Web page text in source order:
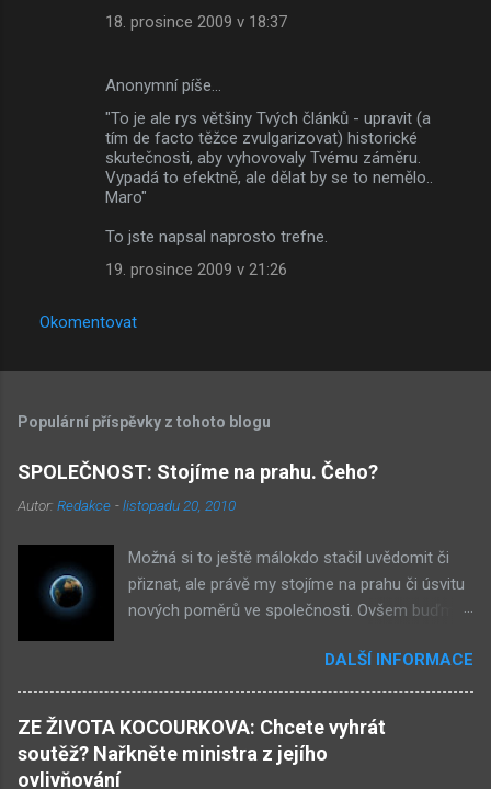
18. prosince 2009 v 18:37
Anonymní píše…
"To je ale rys většiny Tvých článků - upravit (a
tím de facto těžce zvulgarizovat) historické
skutečnosti, aby vyhovovaly Tvému záměru.
Vypadá to efektně, ale dělat by se to nemělo..
Maro"
To jste napsal naprosto trefne.
19. prosince 2009 v 21:26
Okomentovat
Populární příspěvky z tohoto blogu
SPOLEČNOST: Stojíme na prahu. Čeho?
Autor: Redakce -listopadu 20, 2010
Možná si to ještě málokdo stačil uvědomit či
přiznat, ale právě my stojíme na prahu či úsvitu
nových poměrů ve společnosti. Ovšem buďme
Novými poměry ve společnosti myslím
přiklonění se s některé z nám již historicky
známých situací. Přiznejme si to otevřeně – je
to buď nová forma demokracie, anebo
nacismus. Těžko si někdo z nás mohl
DALŠÍ INFORMACE
ZE ŽIVOTA KOCOURKOVA: Chcete vyhrát
soutěž? Nařkněte ministra z jejího
ovlivňování